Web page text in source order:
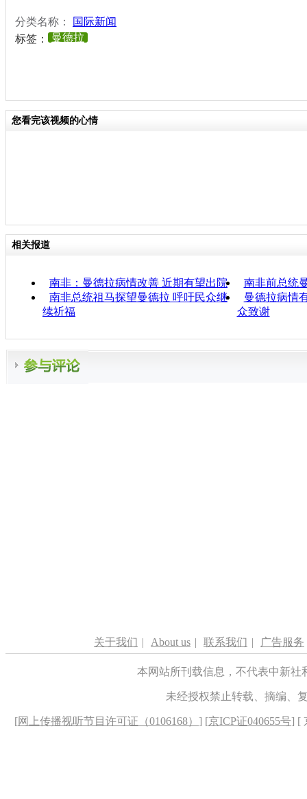
分类名称：
国际新闻
标签：
曼德拉
您看完该视频的心情
相关报道
南非：曼德拉病情改善 近期有望出院
南非前总统
南非总统祖马探望曼德拉 呼吁民众继
续祈福
曼德拉病情
众致谢
关于我们 | About us | 联系我们 | 广告服务
本网站所刊载信息，不代表中新
未经授权禁止转载、摘编、
[网上传播视听节目许可证（0106168） ] [京ICP证040655号] [